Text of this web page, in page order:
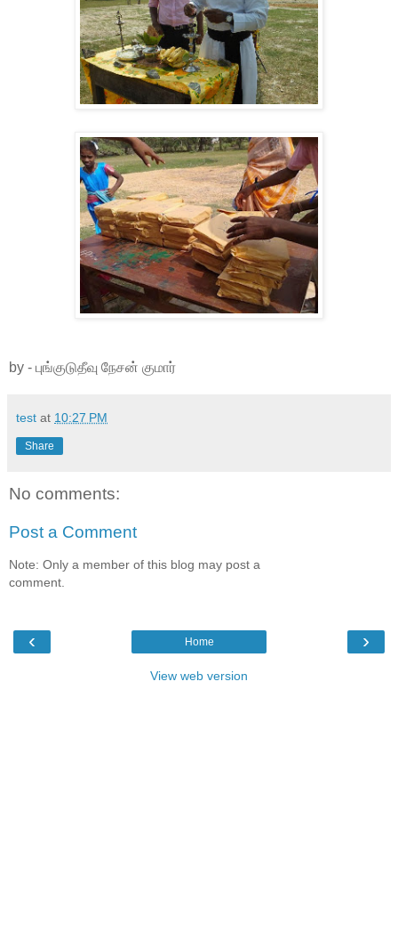
by - புங்குடுதீவு நேசன் குமார்
test at 10:27 PM
Share
No comments:
Post a Comment
Note: Only a member of this blog may post a
comment.
‹ ›
Home
View web version